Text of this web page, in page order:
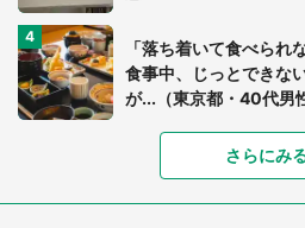
「落ち着いて食べられ
食事中、じっとできな
が...（東京都・40代男
「富豪すぎ」1歳息子
7万人驚がく 「お菓子
ードル高い」
さらにみ